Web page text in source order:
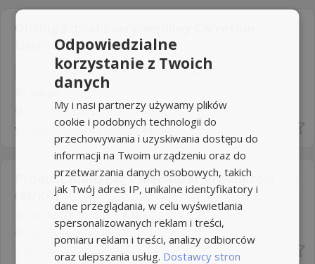
Obsługa działu sery-wędliny Carrefour
Ustroń
Umowa zlecenie Rodzaj pracy: Dodatkowa
Largo
Ustroń+19km
Wczoraj- Aplikuj szybko z Nuzle
Product Manager - Menadżer Produktów ​
(M/K/I)
MDM NT Sp. z o. o
Bażanowice
+24km
2 dni temu z rocketjobs.pl
Odpowiedzialne
korzystanie z Twoich
danych
My i nasi partnerzy używamy plików
cookie i podobnych technologii do
przechowywania i uzyskiwania dostępu do
informacji na Twoim urządzeniu oraz do
przetwarzania danych osobowych, takich
jak Twój adres IP, unikalne identyfikatory i
dane przeglądania, w celu wyświetlania
spersonalizowanych reklam i treści,
pomiaru reklam i treści, analizy odbiorców
oraz ulepszania usług. Dostawcy stron